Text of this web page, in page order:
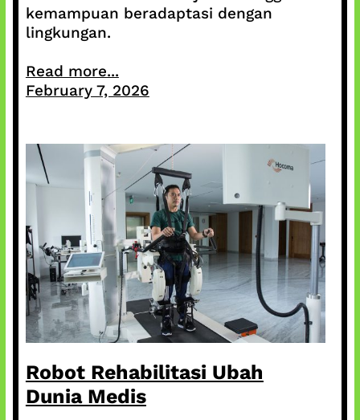
kemampuan beradaptasi dengan
lingkungan.
Read more...
February 7, 2026
Robot Rehabilitasi Ubah
Dunia Medis